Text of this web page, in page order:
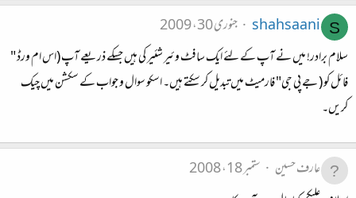
S
shahsaani
جنوری 30، 2009
سلام برادر! میں نے آپ کے لئے ایک سافٹ وئیر شئیر کی ہیں جسکے ذریعے آپ (اس ام ورڈ "
فائل کو ( جے پی جی" فارمیٹ میں‌تبدیل کر سکتے ہیں۔ اسکو سوال و جواب کے سکشن میں چیک
کریں۔
عارف حسین
ستمبر 18، 2008